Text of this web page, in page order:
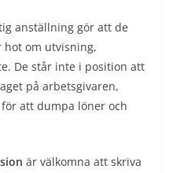
anställning gör att de
om utvisning,
De står inte i position att
på arbetsgivaren,
att dumpa löner och
är välkomna att skriva